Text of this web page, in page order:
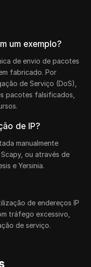
um exemplo?
de envio de pacotes
fabricado. Por
de Serviço (DoS),
pacotes falsificados,
de IP?
manualmente
ou através de
e Yersinia.
de endereços IP
tráfego excessivo,
de serviço.